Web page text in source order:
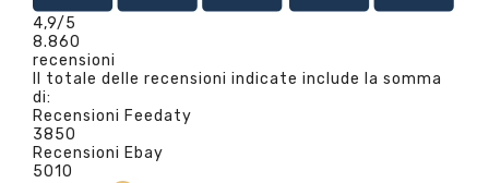
4,9/5
8.860
recensioni
Il totale delle recensioni indicate include la somma
di:
Recensioni Feedaty
3850
Recensioni Ebay
5010